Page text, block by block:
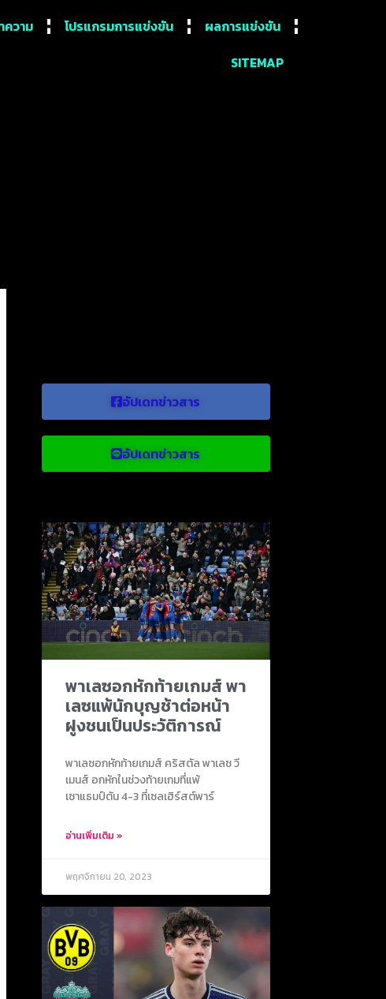
ความ โปรแกรมการแข่งขัน
ผลการแข่งขัน
SITEMAP
อัปเดทข่าวสาร
อัปเดทข่าวสาร
พาเลซอกหักท้ายเกมส์ พา
เลซแพ้นักบุญช้าต่อหน้า
ฝูงชนเป็นประวัติการณ์
พาเลซอกหักท้ายเกมส์ คริสตัล พาเลซ วี
เมนส์ อกหักในช่วงท้ายเกมที่แพ้
เซาแธมป์ตัน 4-3 ที่เซลเฮิร์สต์พาร์
อ่านเพิ่มเติม »
พฤศจิกายน 20, 2023